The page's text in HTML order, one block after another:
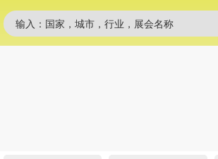
输入：国家，城市，行业，展会名称